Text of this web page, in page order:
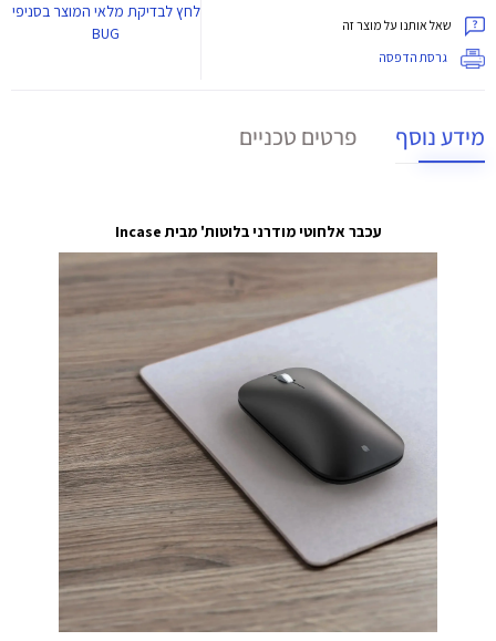
שאל אותנו על מוצר זה
גרסת הדפסה
לחץלבדיקת מלאי המוצר בסניפי
BUG
מידע נוסף פרטים טכניים
עכבר אלחוטי מודרני בלוטות' מבית Incase